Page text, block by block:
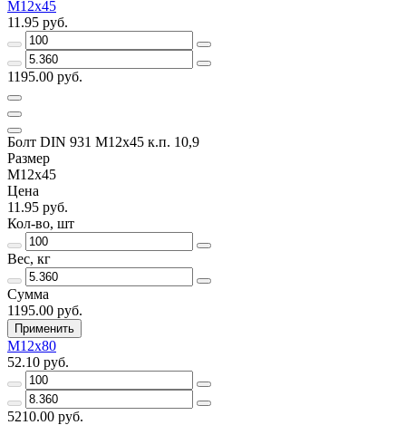
М12х45
11.95 руб.
1195.00 руб.
Болт DIN 931 М12х45 к.п. 10,9
Размер
М12х45
Цена
11.95 руб.
Кол-во, шт
Вес, кг
Сумма
1195.00 руб.
Применить
М12х80
52.10 руб.
5210.00 руб.